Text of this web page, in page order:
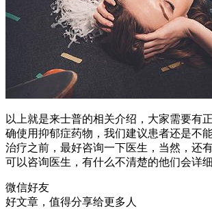
以上就是来士普的相关介绍，大家需要有
确使用抑郁症药物，我们建议患者还是不
治疗之前，最好咨询一下医生，当然，还
可以咨询医生，有什么不清楚的他们会详细
微信好友
好文章，值得分享给更多人